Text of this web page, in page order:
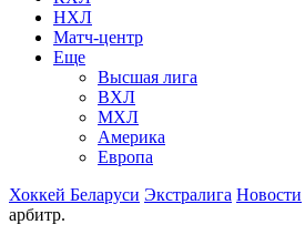
НХЛ
Матч-центр
Еще
Высшая лига
ВХЛ
МХЛ
Америка
Европа
Хоккей Беларуси Экстралига Новости
арбитр.